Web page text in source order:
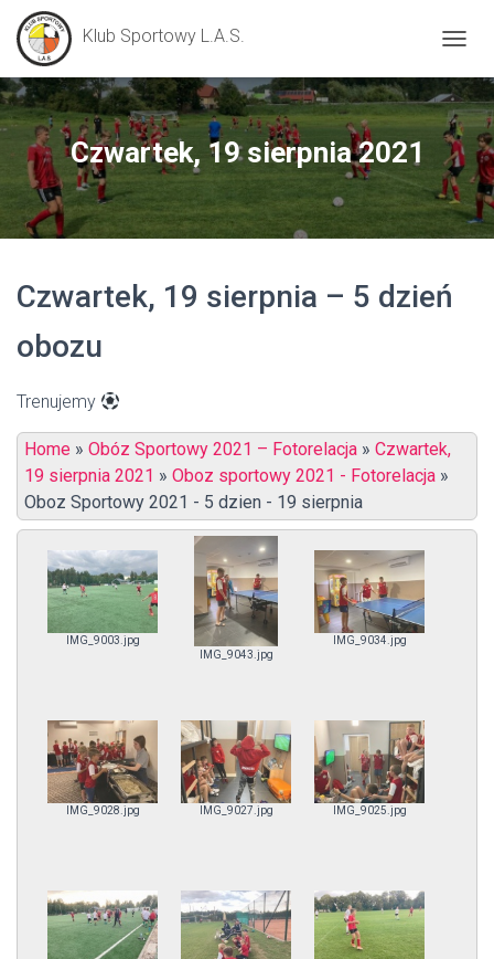
Klub Sportowy L.A.S.
R
Z
E
Ł
Ą
C
Z
N
Czwartek, 19 sierpnia 2021
Czwartek, 19 sierpnia – 5 dzień
obozu
Trenujemy
Home » Obóz Sportowy 2021 – Fotorelacja » Czwartek,
19 sierpnia 2021 » Oboz sportowy 2021 - Fotorelacja »
Oboz Sportowy 2021 - 5 dzien - 19 sierpnia
IMG_9003.jpg
IMG_9043.jpg
IMG_9034.jpg
IMG_9028.jpg IMG_9027.jpg IMG_9025.jpg